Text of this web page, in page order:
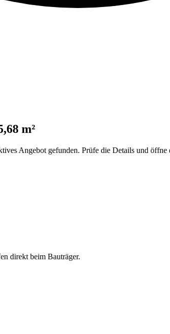
m²
Angebot gefunden. Prüfe die Details und
direkt beim Bauträger.